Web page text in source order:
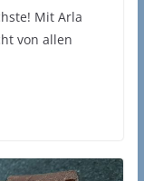
Mit Arla
von allen